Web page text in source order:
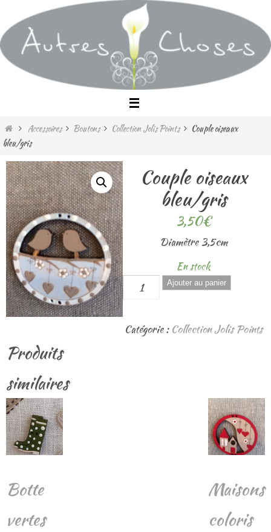
vers
le
contenu
HomeAccessoires Boutons Collection Jolis Points
Couple oiseaux
bleu/gris
Couple oiseaux
bleu/gris
3,50€
Diamètre 3,5cm
En stock
quantité
de
Couple
oiseaux
Ajouter au panier
Catégorie : Collection Jolis Points
Produits
similaires
Botte
vertes
Maisons
coloris